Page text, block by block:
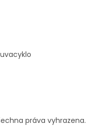
práva vyhrazena.